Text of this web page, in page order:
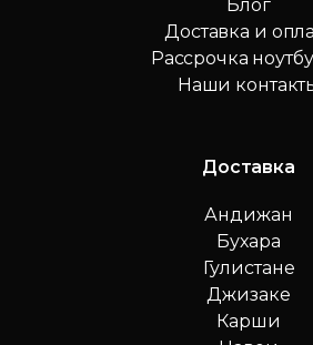
Блог
Доставка и
Рассрочка
Наши
Доставка
Андижан
Бухара
Гулистане
Джизаке
Карши